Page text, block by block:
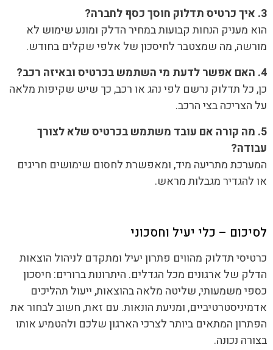
3. איך כרטיס תדלוק חוסך כסף לחברה?
הוא מעניק הנחות קבועות במחיר הדלק ומונע שימוש לא
מורשה, מה שמצטבר לחיסכון של אלפי שקלים בחודש.
4. האם אפשר לדעת מי השתמש בכרטיס ובאיזה רכב?
כן, כל תדלוק נרשם לפי נהג או רכב, כך שיש שקיפות מלאה
על הצריכה בצי הרכב.
5. מה קורה אם עובד משתמש בכרטיס שלא לצורך
עבודה?
המערכת מתריעה מיד, ומאפשרת לחסום שימושים חריגים
או להגדיר מגבלות מראש.
לסיכום – כלי יעיל וחסכוני
כרטיסי תדלוק מהווים פתרון יעיל ומתקדם לניהול הוצאות
הדלק של ארגונים מכל הגדלים. היתרונות ברורים: חיסכון
כספי משמעותי, שליטה מלאה בהוצאות, ייעול תהליכים
אדמיניסטרטיביים, ומניעת הונאות. עם זאת, חשוב לבחור את
הפתרון המתאים ביותר לצרכי הארגון שלכם ולהטמיע אותו
בצורה נכונה.